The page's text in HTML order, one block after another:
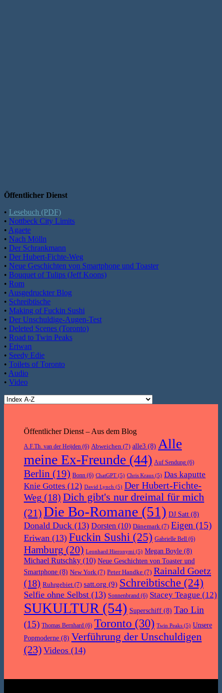
Öffentlicher Dienst
• Lesebuch (PDF)
• Nottbeck City Limits
• Agaete
• Nach Mölln
• Der Schrankmann
• Der Hubert-Fichte-Weg
• Neue Geschichten von Smartphone und Toaster
• Bouquet of Tulips (Jeff Koons)
• Rom
• Ausgedruckter Blog
• Schreibtische
• Making of Fuckin Sushi
• Der Unschuldige-Augen-Test
• Deleted Scenes (Toronto)
• Road to Twin Peaks
• Eriwan
• Seedy Edie
• Toilets of Toronto
• Audio
• Video
Öffentlicher Dienst – Aus dem Blog
A.F.Th. van der Heijden (6) Abweichen (7) alle3 (8) Alle
meine Ex-Freunde (44) Auf Sendung (6)
Berlin (19) Bonn (6) ChatGPT (5) Chris Kraus (5) Das kaputte
Knie Gottes (12) David Lynch (5) Der Hubert-Fichte-
Weg (18) Dich gibt's nur dreimal für mich
(21)Die Bo-Romane (51) DJ Satt (8)
Donald Duck (13) Dorsten (10) Dänemark (7) Eigen (15)
Eriwan (13) Fuckin Sushi (25) Gabrielle Bell (6)
Hamburg (20) Leonhard Hieronymi (5) Megan Boyle (8)
Michael Rutschky (10) Neue Geschichten von Toaster und
Smartphone (8) New York (7) Peter Handke (7) Rainald Goetz
(18) Ruhrgebiet (7) satt.org (9) Schreibtische (24)
Selfie ohne Selbst (13) Sonnenbrand (6) Stacey Teague (12)
SUKULTUR (54) Superschiff (8) Tao Lin
(15) Thomas Bernhard (6) Toronto (30) Twin Peaks (5) Unsere
Popmoderne (8) Verführung der Unschuldigen
(23) Videos (14)